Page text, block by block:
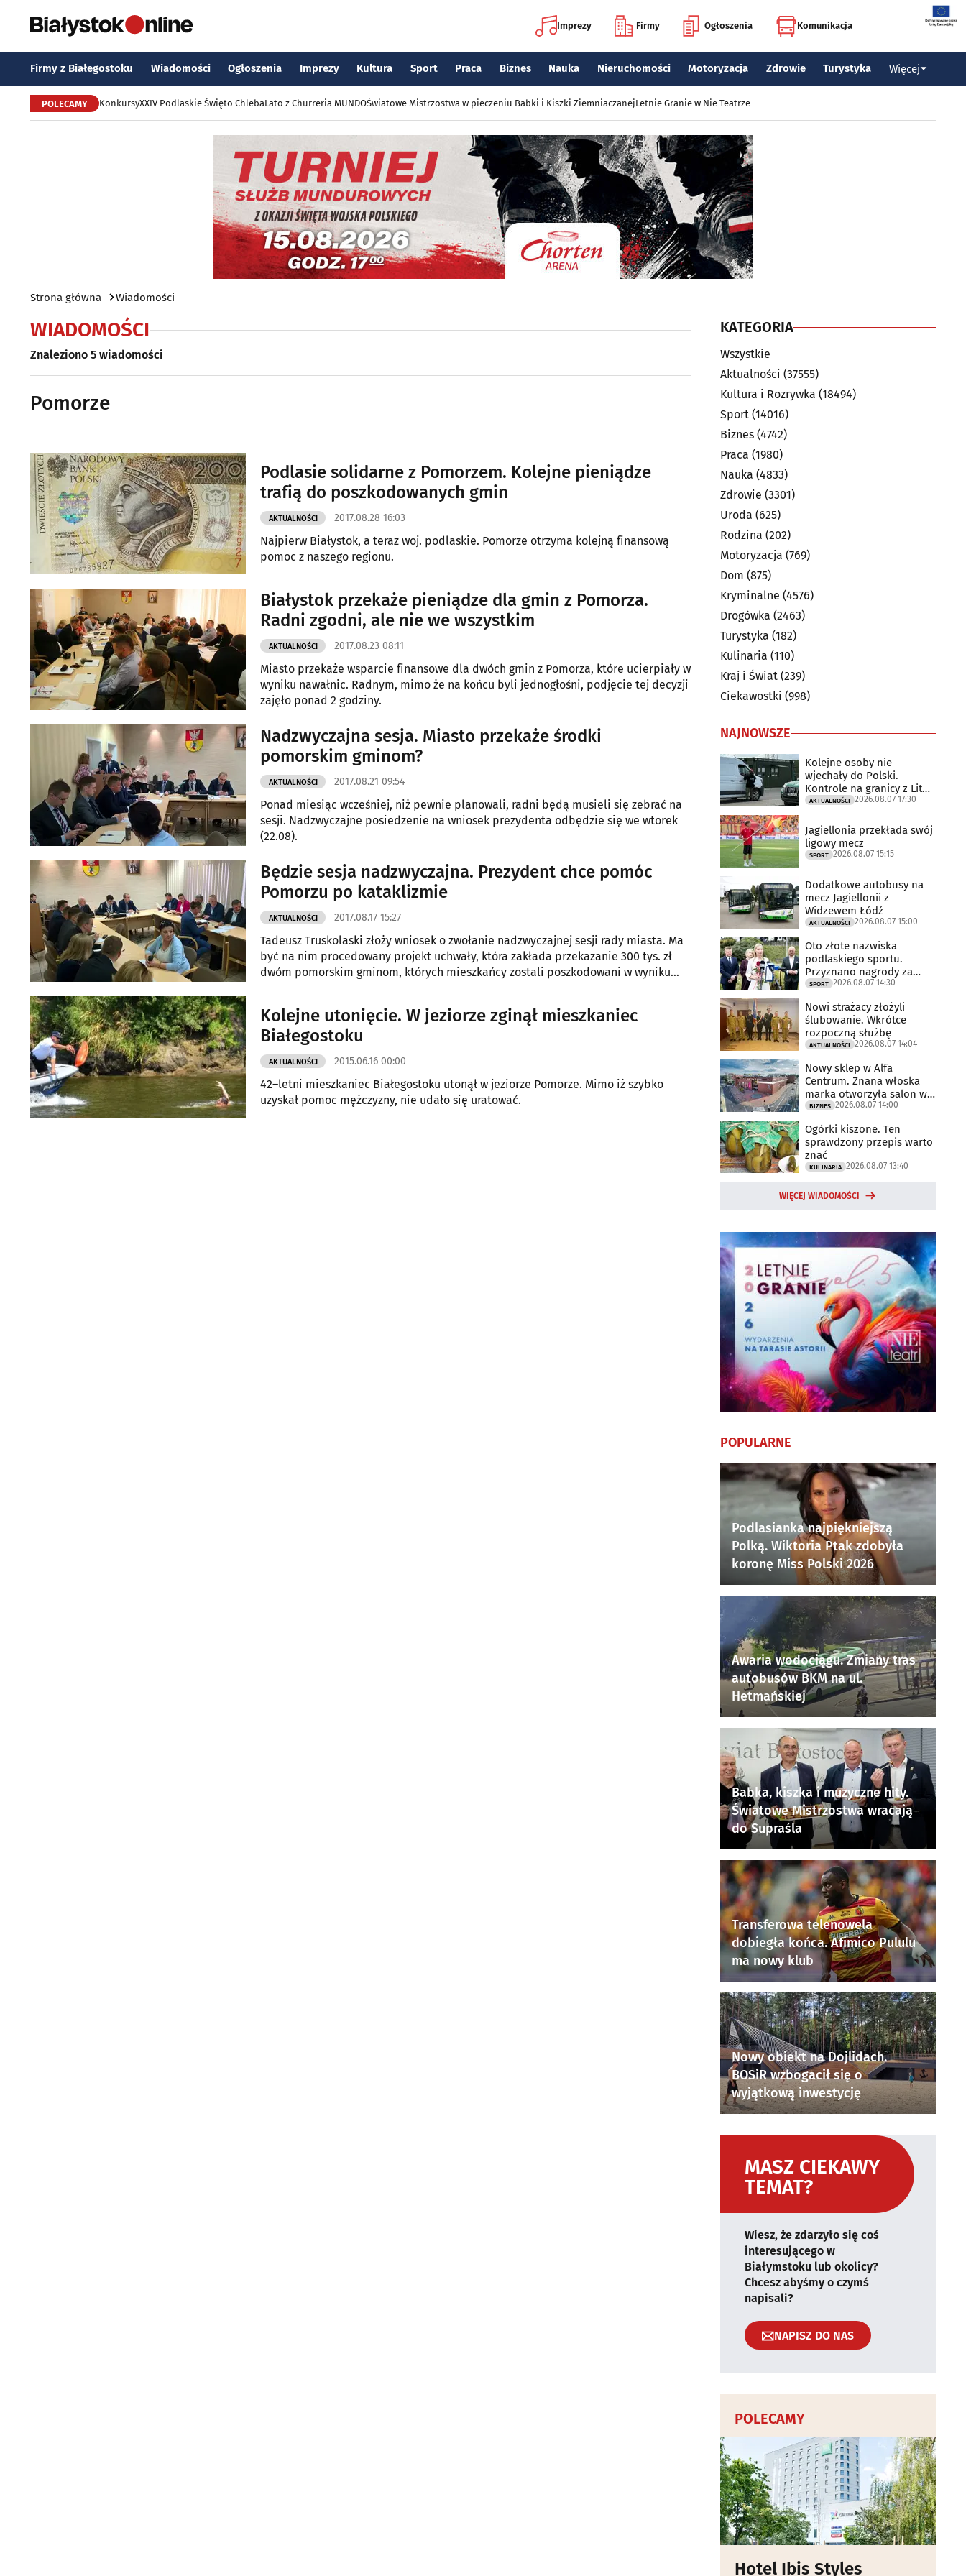
Imprezy Firmy Ogłoszenia Komunikacja
Firmy z Białegostoku Wiadomości Ogłoszenia Imprezy Kultura Sport Praca Biznes Nauka Nieruchomości Motoryzacja Zdrowie Turystyka Więcej
POLECAMY KonkursyXXIV Podlaskie Święto ChlebaLato z Churreria MUNDOŚwiatowe Mistrzostwa w pieczeniu Babki i Kiszki ZiemniaczanejLetnie Granie w Nie Teatrze
Strona główna Wiadomości
WIADOMOŚCI
Znaleziono 5 wiadomości
Pomorze
Podlasie solidarne z Pomorzem. Kolejne pieniądze
trafią do poszkodowanych gmin
AKTUALNOŚCI 2017.08.28 16:03
Najpierw Białystok, a teraz woj. podlaskie. Pomorze otrzyma kolejną finansową
pomoc z naszego regionu.
Białystok przekaże pieniądze dla gmin z Pomorza.
Radni zgodni, ale nie we wszystkim
AKTUALNOŚCI 2017.08.23 08:11
Miasto przekaże wsparcie finansowe dla dwóch gmin z Pomorza, które ucierpiały w
wyniku nawałnic. Radnym, mimo że na końcu byli jednogłośni, podjęcie tej decyzji
zajęło ponad 2 godziny.
Nadzwyczajna sesja. Miasto przekaże środki
pomorskim gminom?
AKTUALNOŚCI 2017.08.21 09:54
Ponad miesiąc wcześniej, niż pewnie planowali, radni będą musieli się zebrać na
sesji. Nadzwyczajne posiedzenie na wniosek prezydenta odbędzie się we wtorek
(22.08).
Będzie sesja nadzwyczajna. Prezydent chce pomóc
Pomorzu po kataklizmie
AKTUALNOŚCI 2017.08.17 15:27
Tadeusz Truskolaski złoży wniosek o zwołanie nadzwyczajnej sesji rady miasta. Ma
być na nim procedowany projekt uchwały, która zakłada przekazanie 300 tys. zł
dwóm pomorskim gminom, których mieszkańcy zostali poszkodowani w wyniku
Kolejne utonięcie. W jeziorze zginął mieszkaniec
Białegostoku
AKTUALNOŚCI 2015.06.16 00:00
42–letni mieszkaniec Białegostoku utonął w jeziorze Pomorze. Mimo iż szybko
uzyskał pomoc mężczyzny, nie udało się uratować.
KATEGORIA
Wszystkie
Aktualności (37555)
Kultura i Rozrywka (18494)
Sport (14016)
Biznes (4742)
Praca (1980)
Nauka (4833)
Zdrowie (3301)
Uroda (625)
Rodzina (202)
Motoryzacja (769)
Dom (875)
Kryminalne (4576)
Drogówka (2463)
Turystyka (182)
Kulinaria (110)
Kraj i Świat (239)
Ciekawostki (998)
NAJNOWSZE
Kolejne osoby nie
wjechały do Polski.
Kontrole na granicy z Litwą
trwają
AKTUALNOŚCI 2026.08.07 17:30
Jagiellonia przekłada swój
ligowy mecz
SPORT 2026.08.07 15:15
Dodatkowe autobusy na
mecz Jagiellonii z
Widzewem Łódź
AKTUALNOŚCI 2026.08.07 15:00
Oto złote nazwiska
podlaskiego sportu.
Przyznano nagrody za
2025 rok
SPORT 2026.08.07 14:30
Nowi strażacy złożyli
ślubowanie. Wkrótce
rozpoczną służbę
AKTUALNOŚCI 2026.08.07 14:04
Nowy sklep w Alfa
Centrum. Znana włoska
marka otworzyła salon w
Białymstoku
BIZNES 2026.08.07 14:00
Ogórki kiszone. Ten
sprawdzony przepis warto
znać
KULINARIA 2026.08.07 13:40
WIĘCEJ WIADOMOŚCI
POPULARNE
Podlasianka najpiękniejszą
Polką. Wiktoria Ptak zdobyła
koronę Miss Polski 2026
Awaria wodociągu. Zmiany tras
autobusów BKM na ul.
Hetmańskiej
Babka, kiszka i muzyczne hity.
Światowe Mistrzostwa wracają
do Supraśla
Transferowa telenowela
dobiegła końca. Afimico Pululu
ma nowy klub
Nowy obiekt na Dojlidach.
BOSiR wzbogacił się o
wyjątkową inwestycję
MASZ CIEKAWY
TEMAT?
Wiesz, że zdarzyło się coś
interesującego w
Białymstoku lub okolicy?
Chcesz abyśmy o czymś
napisali?
NAPISZ DO NAS
POLECAMY
Hotel Ibis Styles